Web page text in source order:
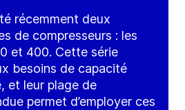
récemment deux
de compresseurs : les
et 400. Cette série
besoins de capacité
et leur plage de
permet d’employer ces